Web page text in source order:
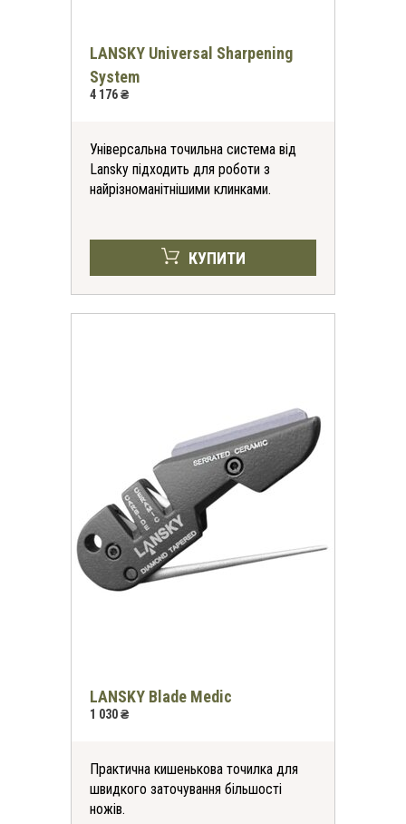
LANSKY Universal Sharpening
System
4 176 ₴
Універсальна точильна система від
Lansky підходить для роботи з
найрізноманітнішими клинками.
КУПИТИ
LANSKY Blade Medic
1 030 ₴
Практична кишенькова точилка для
швидкого заточування більшості
ножів.